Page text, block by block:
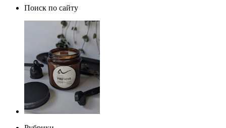
Поиск по сайту